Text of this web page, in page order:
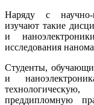
Наряду с научно-
изучают такие
и
исследования
Студенты,
и
преддипломную